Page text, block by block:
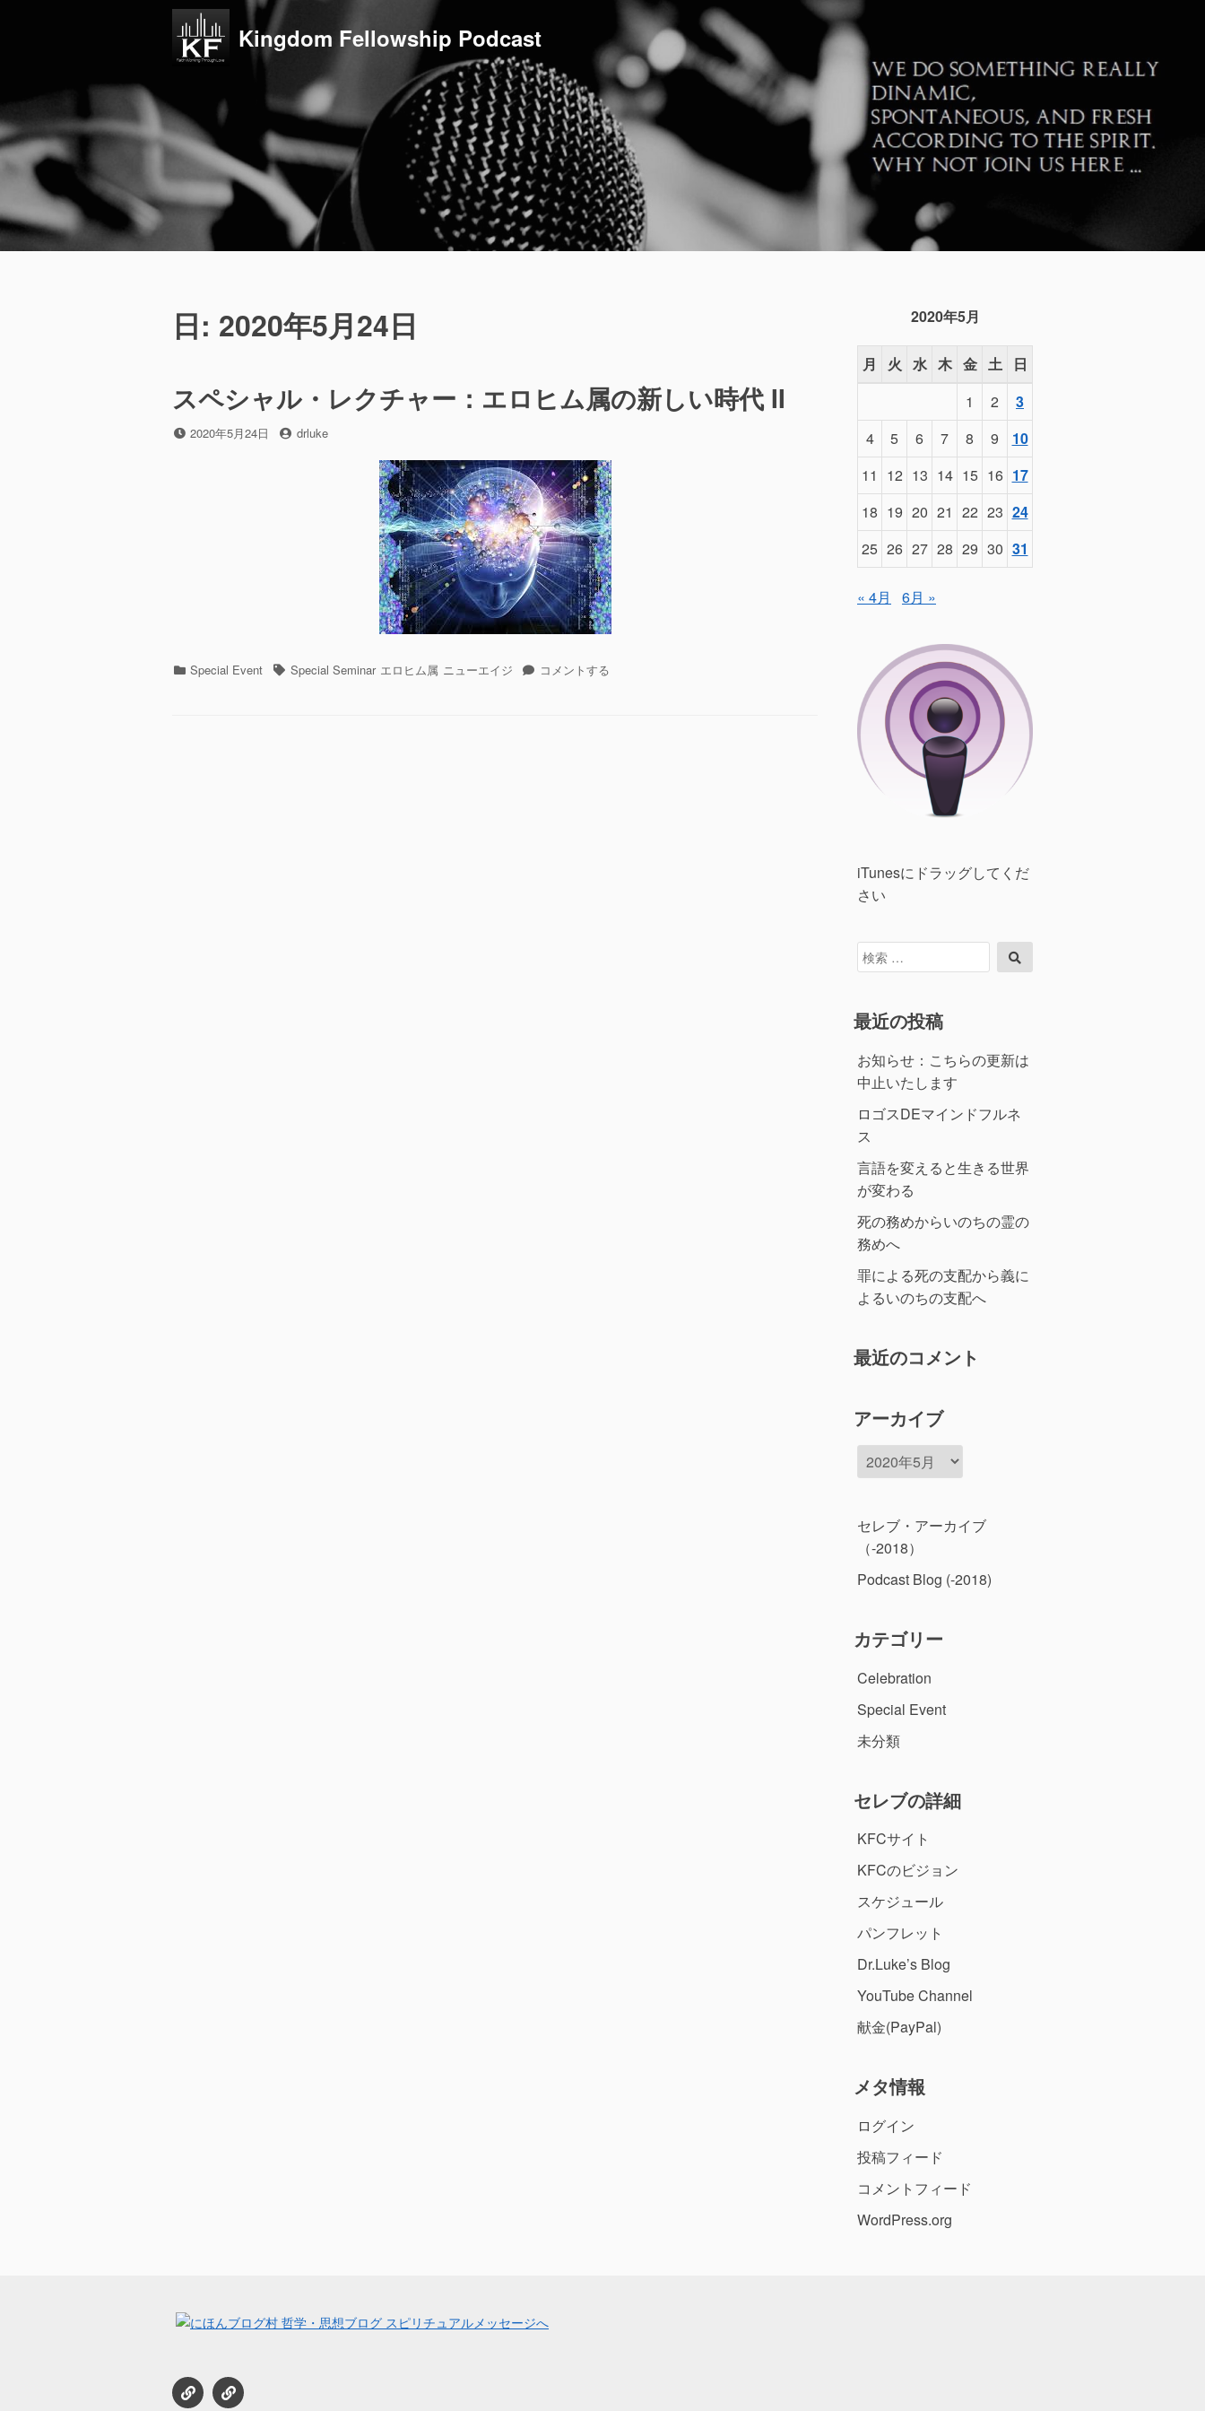
へ
ス
キ
プ
Kingdom Fellowship Podcast
日: 2020年5月24日
スペシャル・レクチャー：エロヒム属の新しい時代 II
投
2020年5月24日
投
drluke
カ Special Event
タ Special Seminar エロヒム属 ニューエイジ
ス
コメントする
2020年5月
月 火 水 木 金 土
日
1
2
3
4
5 6 7 8 9
10
11
12 13 14 15 16 17
18 19 20 21 22 23 24
25 26 27 28 29 30 31
« 4月 6月 »
iTunesにドラッグしてくだ
さい
検
索
索
最近の投稿
お知らせ：こちらの更新は
中止いたします
ロゴスDEマインドフルネ
ス
言語を変えると生きる世界
が変わる
死の務めからいのちの霊の
務めへ
罪による死の支配から義に
よるいのちの支配へ
最近のコメント
アーカイブ
ー
ブ
セレブ・アーカイブ
（-2018）
Podcast Blog (-2018)
カテゴリー
Celebration
Special Event
未分類
セレブの詳細
KFCサイト
KFCのビジョン
スケジュール
パンフレット
Dr.Luke’s Blog
YouTube Channel
献金(PayPal)
メタ情報
ログイン
投稿フィード
コメントフィード
WordPress.org
セ Podcast